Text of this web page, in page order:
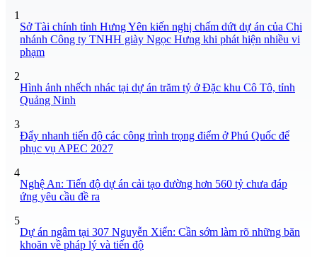
1
Sở Tài chính tỉnh Hưng Yên kiến nghị chấm dứt dự án của Chi
nhánh Công ty TNHH giày Ngọc Hưng khi phát hiện nhiều vi
phạm
2
Hình ảnh nhếch nhác tại dự án trăm tỷ ở Đặc khu Cô Tô, tỉnh
Quảng Ninh
3
Đẩy nhanh tiến độ các công trình trọng điểm ở Phú Quốc để
phục vụ APEC 2027
4
Nghệ An: Tiến độ dự án cải tạo đường hơn 560 tỷ chưa đáp
ứng yêu cầu đề ra
5
Dự án ngâm tại 307 Nguyễn Xiển: Cần sớm làm rõ những băn
khoăn về pháp lý và tiến độ